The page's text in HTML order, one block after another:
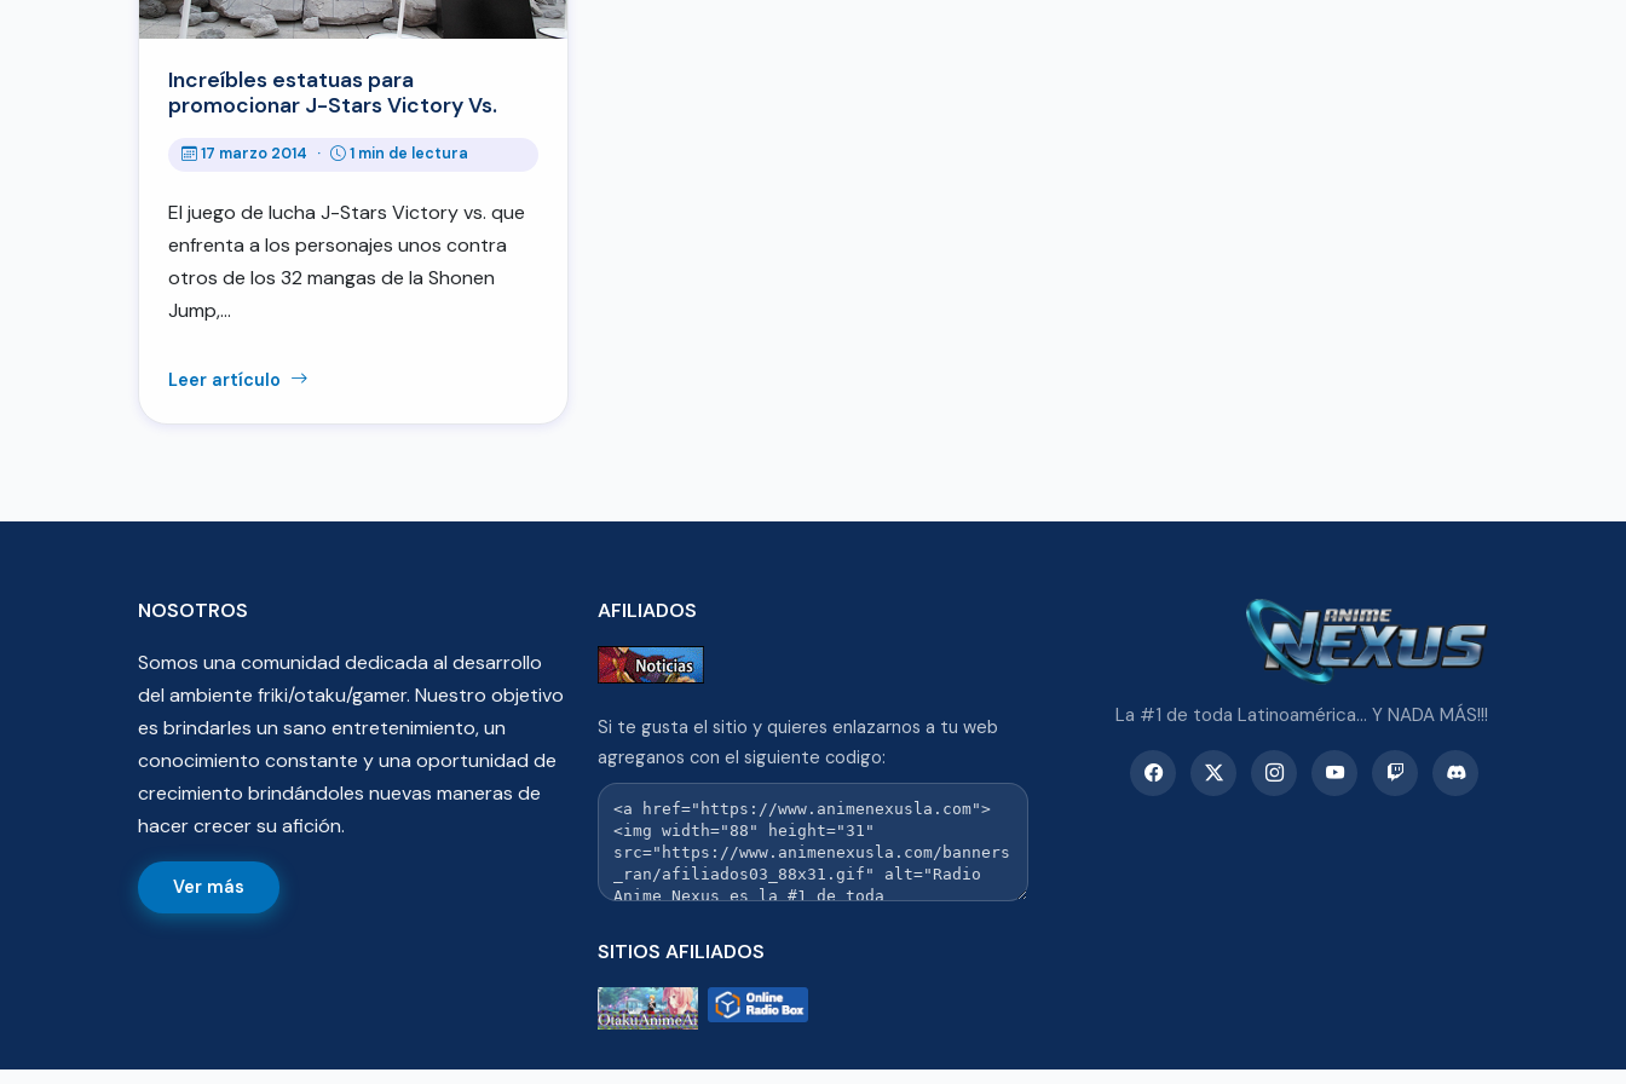
Increíbles estatuas para
promocionar J-Stars Victory Vs.
17 marzo 2014 · 1 min de lectura
El juego de lucha J-Stars Victory vs. que
enfrenta a los personajes unos contra
otros de los 32 mangas de la Shonen
Jump,…
Leer artículo
NOSOTROS
Somos una comunidad dedicada al desarrollo
del ambiente friki/otaku/gamer. Nuestro objetivo
es brindarles un sano entretenimiento, un
conocimiento constante y una oportunidad de
crecimiento brindándoles nuevas maneras de
hacer crecer su afición.
Ver más
AFILIADOS
Si te gusta el sitio y quieres enlazarnos a tu web
agreganos con el siguiente codigo:
SITIOS AFILIADOS
La #1 de toda Latinoamérica... Y NADA MÁS!!!